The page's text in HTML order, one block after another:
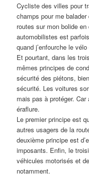
Cycliste des villes pour
champs pour me
routes sur mon bolide
automobilistes est
quand j’enfourche le
Et pourtant, dans les
mêmes principes de
sécurité des piétons,
sécurité. Les voitures
mais pas à protéger.
éraflure.
Le premier principe est
autres usagers de la
deuxième principe est
imposants. Enfin, le
véhicules motorisés et
notamment.